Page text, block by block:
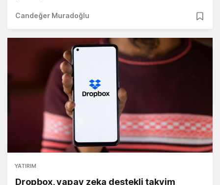
Candeğer Muradoğlu
YATIRIM
Dropbox, yapay zeka destekli takvim